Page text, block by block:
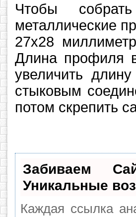
Чтобы
металлические
27х28
Длина профиля
увеличить
стыковым
потом скрепить
Забиваем
Уникальные
Каждая ссылка